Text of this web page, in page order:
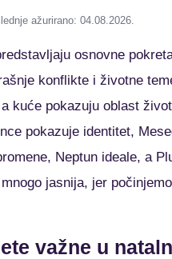
ažurirano: 04.08.2026.
osnovne
konflikte i životne
kuće pokazuju oblast
pokazuje identitet,
Neptun ideale, a
jasnija, jer
važne u